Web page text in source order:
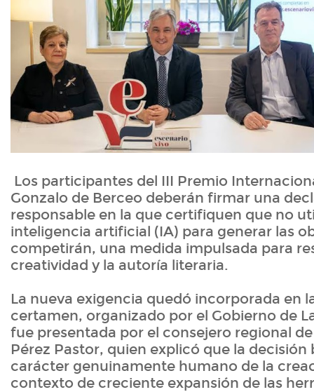
Los participantes del III Premio
Gonzalo de Berceo deberán firmar una
responsable en la que certifiquen que no
inteligencia artificial (IA) para generar las
competirán, una medida impulsada para
creatividad y la autoría literaria.
La nueva exigencia quedó incorporada en
certamen, organizado por el Gobierno de
fue presentada por el consejero regional
Pérez Pastor, quien explicó que la decisión
carácter genuinamente humano de la
contexto de creciente expansión de las